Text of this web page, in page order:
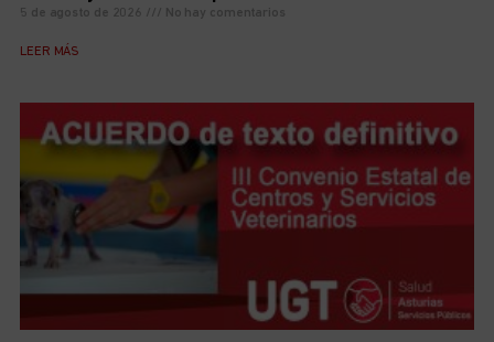
5 de agosto de 2026 No hay comentarios
LEER MÁS